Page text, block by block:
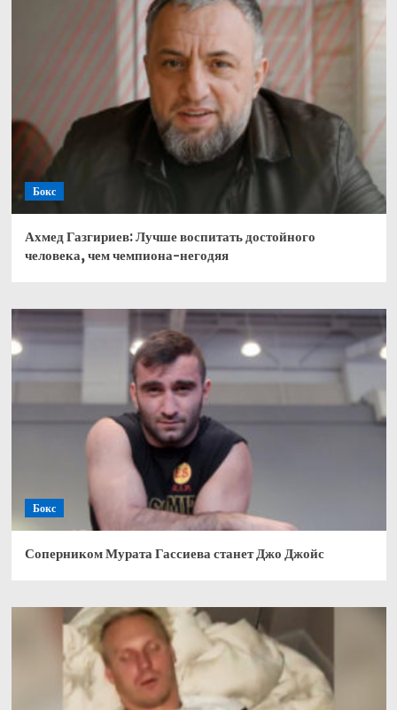
Бокс
Ахмед Газгириев: Лучше воспитать достойного
человека, чем чемпиона-негодяя
Бокс
Соперником Мурата Гассиева станет Джо Джойс